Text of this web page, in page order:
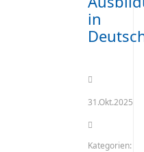
in
31.Okt.2025
Kategorien: